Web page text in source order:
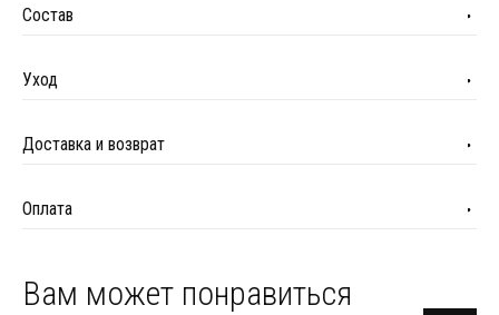
Состав
Уход
Доставка и возврат
Оплата
Вам может понравиться